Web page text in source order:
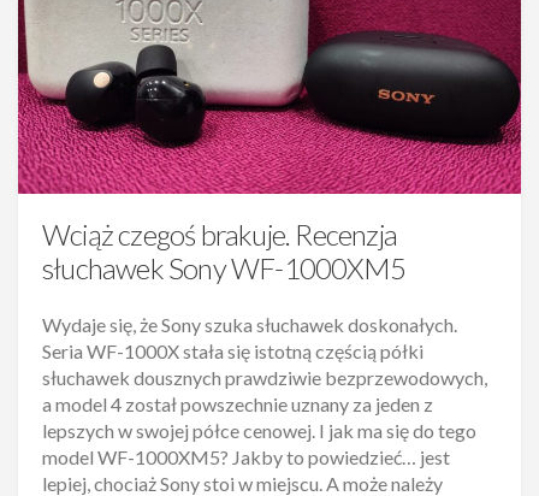
Wciąż czegoś brakuje. Recenzja
słuchawek Sony WF-1000XM5
Wydaje się, że Sony szuka słuchawek doskonałych.
Seria WF-1000X stała się istotną częścią półki
słuchawek dousznych prawdziwie bezprzewodowych,
a model 4 został powszechnie uznany za jeden z
lepszych w swojej półce cenowej. I jak ma się do tego
model WF-1000XM5? Jakby to powiedzieć… jest
lepiej, chociaż Sony stoi w miejscu. A może należy